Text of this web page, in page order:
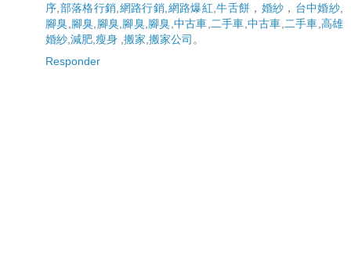
序,部落格行銷,網路行銷,網路爆紅,牛舌餅 ， 婚紗 ， 台中婚紗,
腳臭,腳臭,腳臭,腳臭,腳臭,中古車,二手車,中古車,二手車,高雄
婚紗,減肥,瘦身 ,搬家,搬家公司 。
Responder